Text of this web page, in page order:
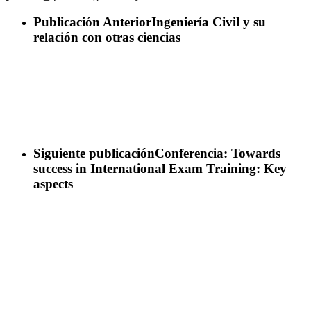
Publicación AnteriorIngeniería Civil y su
relación con otras ciencias
Siguiente publicaciónConferencia: Towards
success in International Exam Training: Key
aspects